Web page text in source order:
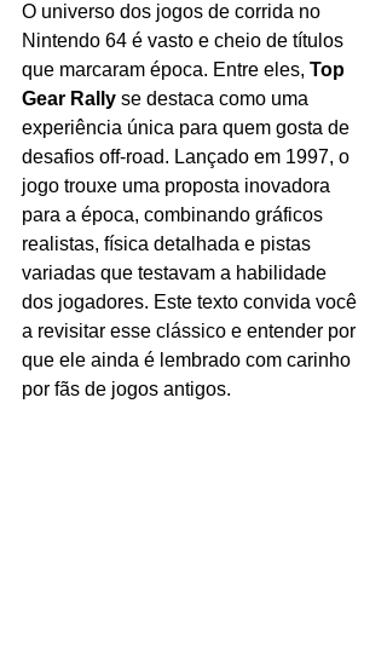
O universo dos jogos de corrida no
Nintendo 64 é vasto e cheio de títulos
que marcaram época. Entre eles, Top
Gear Rally se destaca como uma
experiência única para quem gosta de
desafios off-road. Lançado em 1997, o
jogo trouxe uma proposta inovadora
para a época, combinando gráficos
realistas, física detalhada e pistas
variadas que testavam a habilidade
dos jogadores. Este texto convida você
a revisitar esse clássico e entender por
que ele ainda é lembrado com carinho
por fãs de jogos antigos.